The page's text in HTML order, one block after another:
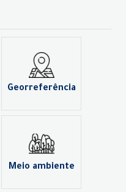
Georreferência
Meio ambiente